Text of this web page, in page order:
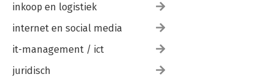
inkoop en logistiek
internet en social media
it-management / ict
juridisch